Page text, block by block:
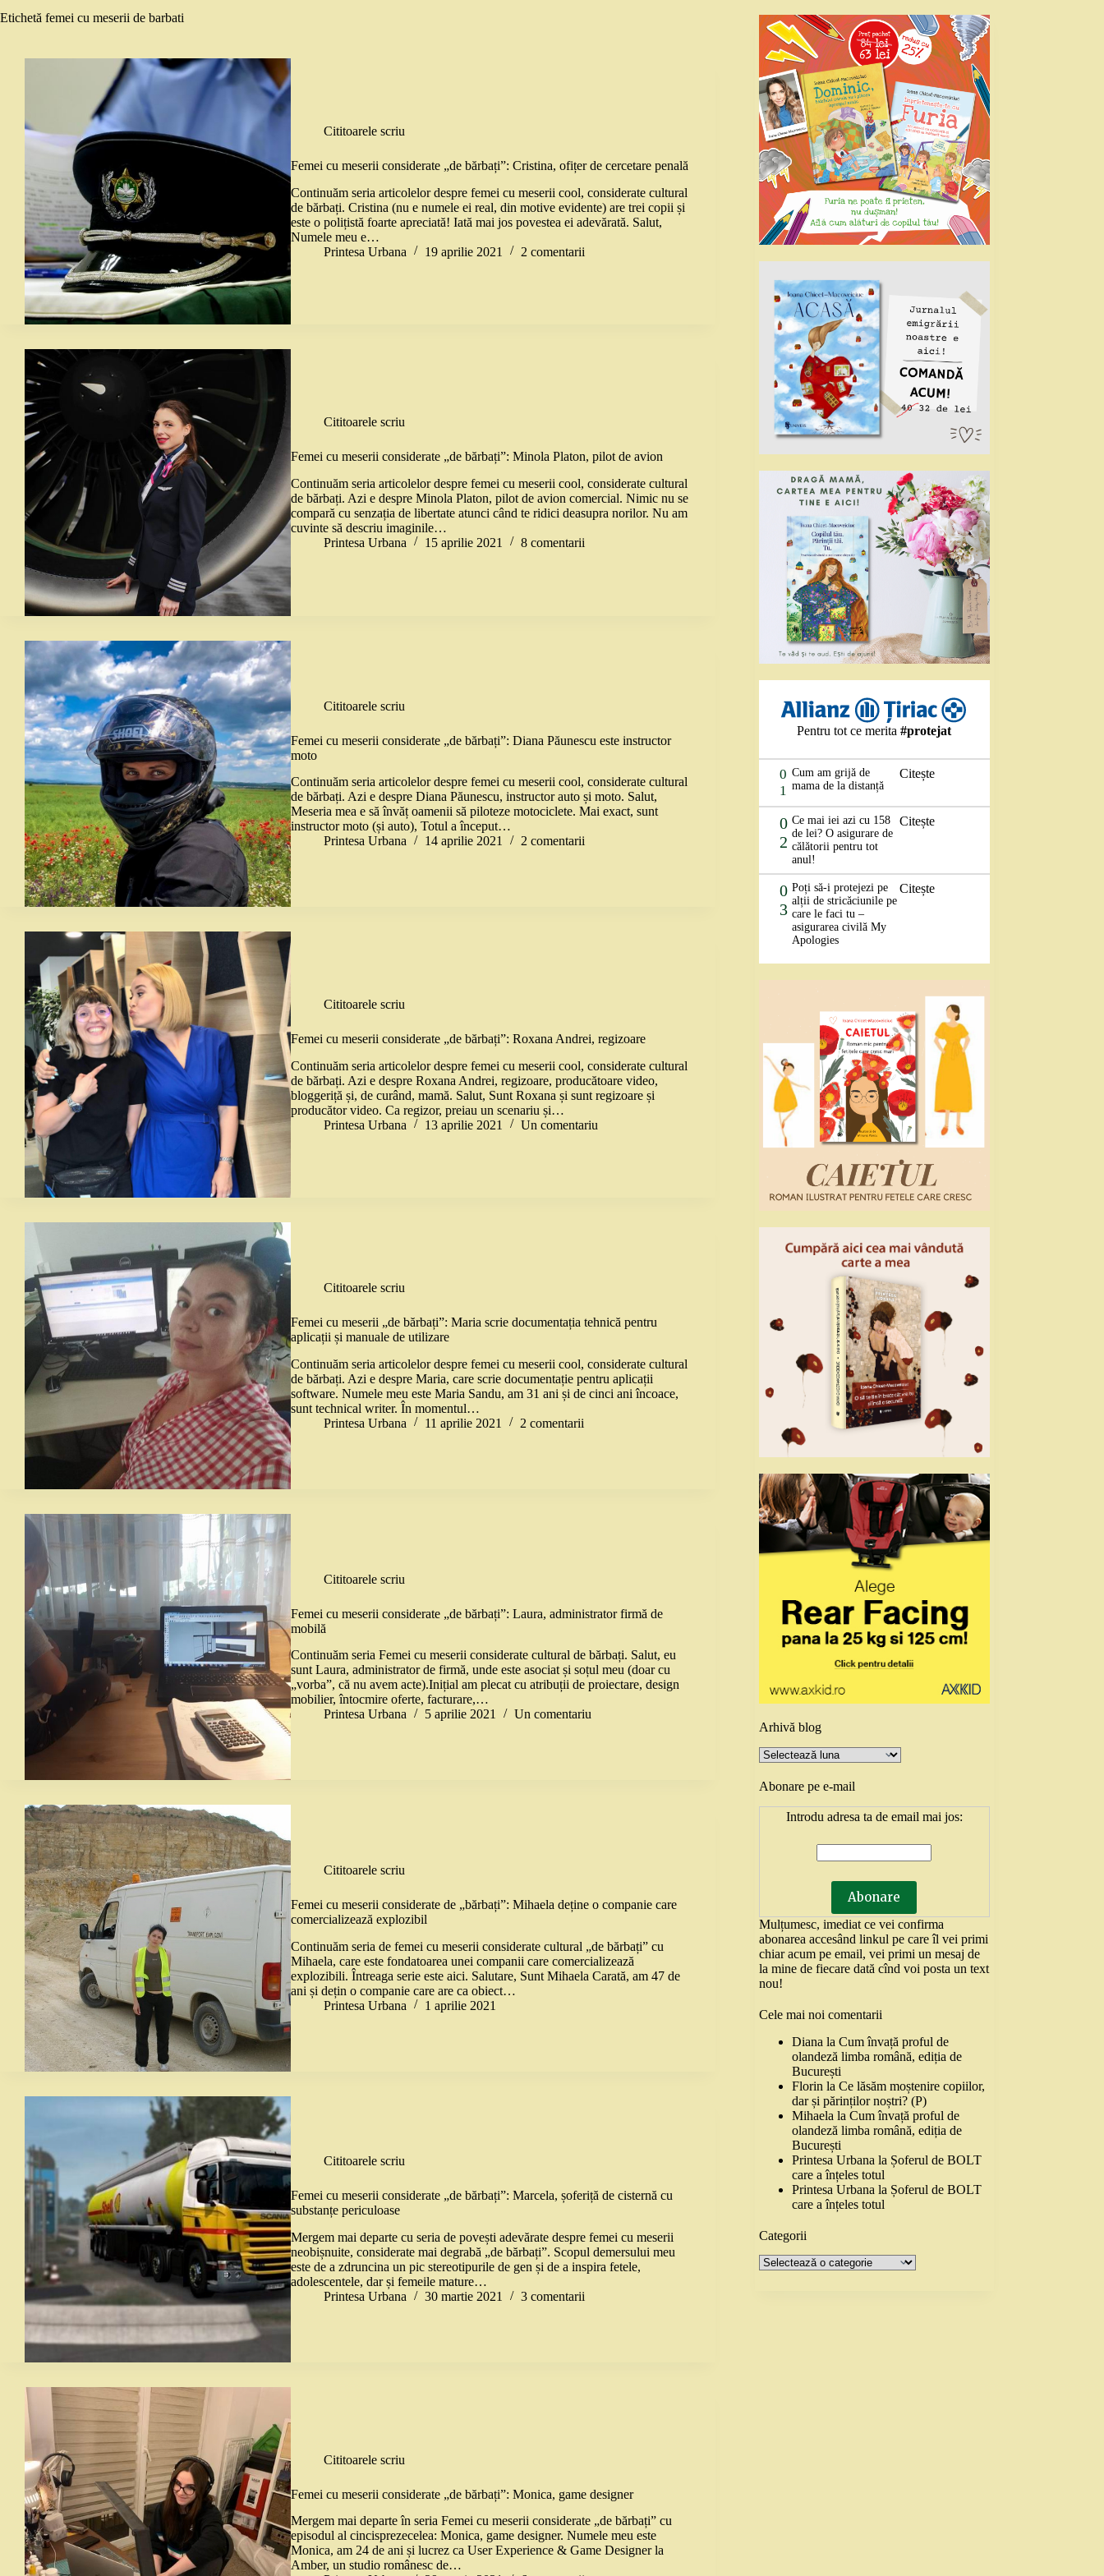
Etichetă femei cu meserii de barbati
Cititoarele scriu
Femei cu meserii considerate „de bărbați”: Cristina, ofițer de cercetare penală
Continuăm seria articolelor despre femei cu meserii cool, considerate cultural
de bărbați. Cristina (nu e numele ei real, din motive evidente) are trei copii și
este o polițistă foarte apreciată! Iată mai jos povestea ei adevărată. Salut,
Numele meu e…
Printesa Urbana
19 aprilie 2021 2 comentarii
Cititoarele scriu
Femei cu meserii considerate „de bărbați”: Minola Platon, pilot de avion
Continuăm seria articolelor despre femei cu meserii cool, considerate cultural
de bărbați. Azi e despre Minola Platon, pilot de avion comercial. Nimic nu se
compară cu senzația de libertate atunci când te ridici deasupra norilor. Nu am
cuvinte să descriu imaginile…
Printesa Urbana
15 aprilie 2021 8 comentarii
Cititoarele scriu
Femei cu meserii considerate „de bărbați”: Diana Păunescu este instructor
moto
Continuăm seria articolelor despre femei cu meserii cool, considerate cultural
de bărbați. Azi e despre Diana Păunescu, instructor auto și moto. Salut,
Meseria mea e să învăț oamenii să piloteze motociclete. Mai exact, sunt
instructor moto (și auto), Totul a început…
Printesa Urbana
14 aprilie 2021 2 comentarii
Cititoarele scriu
Femei cu meserii considerate „de bărbați”: Roxana Andrei, regizoare
Continuăm seria articolelor despre femei cu meserii cool, considerate cultural
de bărbați. Azi e despre Roxana Andrei, regizoare, producătoare video,
bloggeriță și, de curând, mamă. Salut, Sunt Roxana și sunt regizoare și
producător video. Ca regizor, preiau un scenariu și…
Printesa Urbana
13 aprilie 2021 Un comentariu
Cititoarele scriu
Femei cu meserii „de bărbați”: Maria scrie documentația tehnică pentru
aplicații și manuale de utilizare
Continuăm seria articolelor despre femei cu meserii cool, considerate cultural
de bărbați. Azi e despre Maria, care scrie documentație pentru aplicații
software. Numele meu este Maria Sandu, am 31 ani și de cinci ani încoace,
sunt technical writer. În momentul…
Printesa Urbana
11 aprilie 2021 2 comentarii
Cititoarele scriu
Femei cu meserii considerate „de bărbați”: Laura, administrator firmă de
mobilă
Continuăm seria Femei cu meserii considerate cultural de bărbați. Salut, eu
sunt Laura, administrator de firmă, unde este asociat și soțul meu (doar cu
„vorba”, că nu avem acte).Inițial am plecat cu atribuții de proiectare, design
mobilier, întocmire oferte, facturare,…
Printesa Urbana
5 aprilie 2021 Un comentariu
Cititoarele scriu
Femei cu meserii considerate de „bărbați”: Mihaela deține o companie care
comercializează explozibil
Continuăm seria de femei cu meserii considerate cultural „de bărbați” cu
Mihaela, care este fondatoarea unei companii care comercializează
explozibili. Întreaga serie este aici. Salutare, Sunt Mihaela Carată, am 47 de
ani și dețin o companie care are ca obiect…
Printesa Urbana
1 aprilie 2021
Cititoarele scriu
Femei cu meserii considerate „de bărbați”: Marcela, șoferiță de cisternă cu
substanțe periculoase
Mergem mai departe cu seria de povești adevărate despre femei cu meserii
neobișnuite, considerate mai degrabă „de bărbați”. Scopul demersului meu
este de a zdruncina un pic stereotipurile de gen și de a inspira fetele,
adolescentele, dar și femeile mature…
Printesa Urbana
30 martie 2021 3 comentarii
Cititoarele scriu
Femei cu meserii considerate „de bărbați”: Monica, game designer
Mergem mai departe în seria Femei cu meserii considerate „de bărbați” cu
episodul al cincisprezecelea: Monica, game designer. Numele meu este
Monica, am 24 de ani și lucrez ca User Experience & Game Designer la
Amber, un studio românesc de…
Pentru tot ce merita#protejat
0
1
Cum am grijă de
mama de la distanță
Citește
0
2
Ce mai iei azi cu 158
de lei? O asigurare de
călătorii pentru tot
anul!
Citește
0
3
Poți să-i protejezi pe
alții de stricăciunile pe
care le faci tu –
asigurarea civilă My
Apologies
Citește
Arhivă blog
Arhivă
blog
Abonare pe e-mail
Introdu adresa ta de email mai jos:
Mulțumesc, imediat ce vei confirma
abonarea accesând linkul pe care îl vei primi
chiar acum pe email, vei primi un mesaj de
la mine de fiecare dată cînd voi posta un text
nou!
Cele mai noi comentarii
Diana laCum învață proful de
olandeză limba română, ediția de
București
Florin laCe lăsăm moștenire copiilor,
dar și părinților noștri? (P)
Mihaela laCum învață proful de
olandeză limba română, ediția de
București
Printesa Urbana la Șoferul de BOLT
care a înțeles totul
Printesa Urbana la Șoferul de BOLT
care a înțeles totul
Categorii
Categorii